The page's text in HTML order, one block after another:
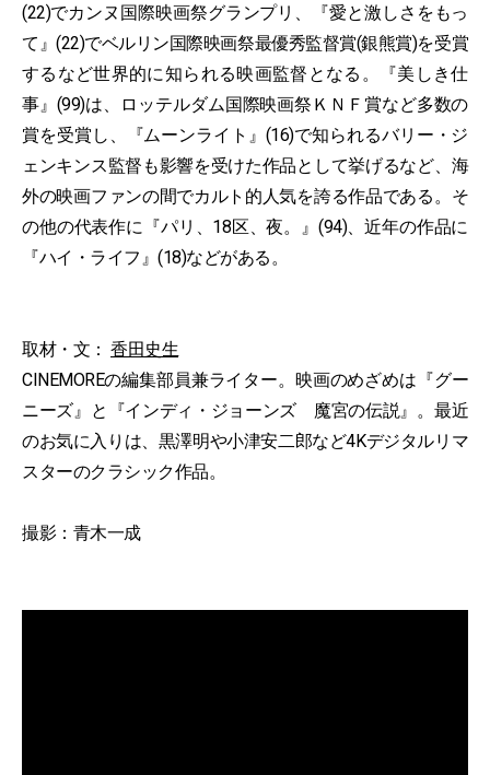
(22)でカンヌ国際映画祭グランプリ、『愛と激しさをもっ
て』(22)でベルリン国際映画祭最優秀監督賞(銀熊賞)を受賞
するなど世界的に知られる映画監督となる。『美しき仕
事』(99)は、ロッテルダム国際映画祭ＫＮＦ賞など多数の
賞を受賞し、『ムーンライト』(16)で知られるバリー・ジ
ェンキンス監督も影響を受けた作品として挙げるなど、海
外の映画ファンの間でカルト的人気を誇る作品である。そ
の他の代表作に『パリ、18区、夜。』(94)、近年の作品に
『ハイ・ライフ』(18)などがある。
取材・文： 香田史生
CINEMOREの編集部員兼ライター。映画のめざめは『グー
ニーズ』と『インディ・ジョーンズ 魔宮の伝説』。最近
のお気に入りは、黒澤明や小津安二郎など4Kデジタルリマ
スターのクラシック作品。
撮影：青木一成